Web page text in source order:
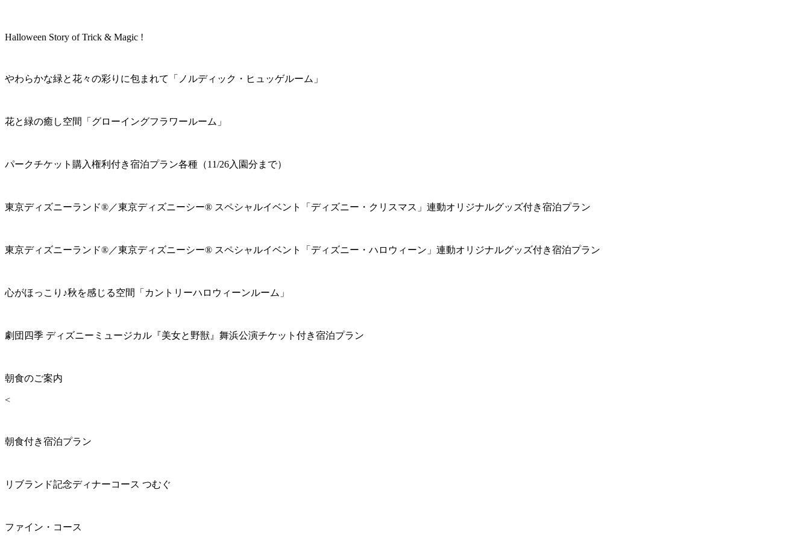
Halloween Story of Trick & Magic !
やわらかな緑と花々の彩りに包まれて「ノルディック・ヒュッゲルーム」
花と緑の癒し空間「グローイングフラワールーム」
パークチケット購入権利付き宿泊プラン各種（11/26入園分まで）
東京ディズニーランド®／東京ディズニーシー® スペシャルイベント「ディズニー・クリスマス」連動オリジナルグッズ付き宿泊プラン
東京ディズニーランド®／東京ディズニーシー® スペシャルイベント「ディズニー・ハロウィーン」連動オリジナルグッズ付き宿泊プラン
心がほっこり♪秋を感じる空間「カントリーハロウィーンルーム」
劇団四季 ディズニーミュージカル『美女と野獣』舞浜公演チケット付き宿泊プラン
朝食のご案内
<
朝食付き宿泊プラン
リブランド記念ディナーコース つむぐ
ファイン・コース